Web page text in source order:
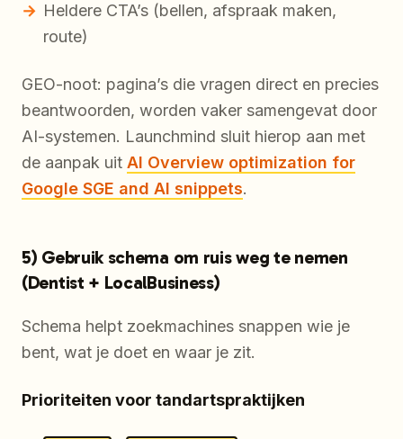
Heldere CTA’s (bellen, afspraak maken,
route)
GEO-noot: pagina’s die vragen direct en precies
beantwoorden, worden vaker samengevat door
AI-systemen. Launchmind sluit hierop aan met
de aanpak uit AI Overview optimization for
Google SGE and AI snippets.
5) Gebruik schema om ruis weg te nemen
(Dentist + LocalBusiness)
Schema helpt zoekmachines snappen wie je
bent, wat je doet en waar je zit.
Prioriteiten voor tandartspraktijken